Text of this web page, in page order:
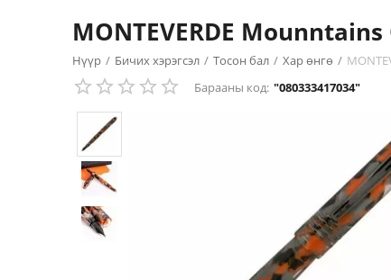
MONTEVERDE
Нүүр / Бичих хэрэгсэл / Тосон бал / Хар өнгө /
Барааны код: "080333417034"